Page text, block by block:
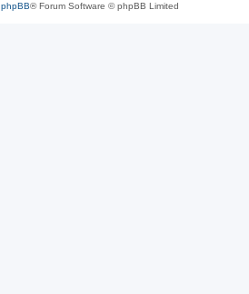
phpBB® Forum Software © phpBB Limited